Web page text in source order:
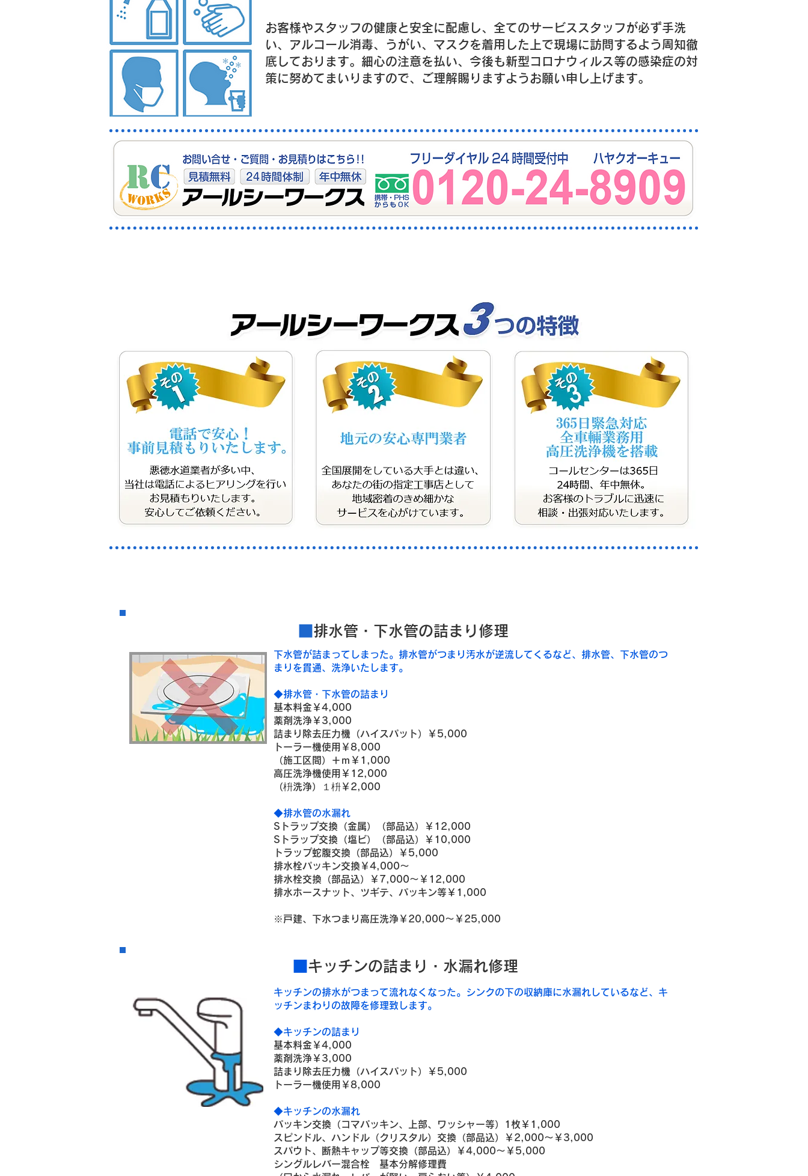
お客様やスタッフの健康と安全に配慮し、全てのサービススタッフが必ず手洗
い、アルコール消毒、うがい、マスクを着用した上で現場に訪問するよう周知徹
底しております。細心の注意を払い、今後も新型コロナウィルス等の感染症の対
策に努めてまいりますので、ご理解賜りますようお願い申し上げます。
排水管・下水管の詰まり修理
下水管が詰まってしまった。排水管がつまり汚水が逆流してくるなど、排水管、下水管のつ
まりを貫通、洗浄いたします。
◆排水管・下水管の詰まり
基本料金￥4,000
薬剤洗浄￥3,000
詰まり除去圧力機（ハイスパット）￥5,000
トーラー機使用￥8,000
（施工区間）＋ｍ￥1,000
高圧洗浄機使用￥12,000
（枡洗浄）１枡￥2,000
◆排水管の水漏れ
Sトラップ交換（金属）（部品込）￥12,000
Sトラップ交換（塩ビ）（部品込）￥10,000
トラップ蛇腹交換（部品込）￥5,000
排水栓パッキン交換￥4,000～
排水栓交換（部品込）￥7,000～￥12,000
排水ホースナット、ツギテ、パッキン等￥1,000
※戸建、下水つまり高圧洗浄￥20,000～￥25,000
キッチンの詰まり・水漏れ修理
キッチンの排水がつまって流れなくなった。シンクの下の収納庫に水漏れしているなど、キ
ッチンまわりの故障を修理致します。
◆キッチンの詰まり
基本料金￥4,000
薬剤洗浄￥3,000
詰まり除去圧力機（ハイスパット）￥5,000
トーラー機使用￥8,000
◆キッチンの水漏れ
パッキン交換（コマパッキン、上部、ワッシャー等）1枚￥1,000
スピンドル、ハンドル（クリスタル）交換（部品込）￥2,000～￥3,000
スパウト、断熱キャップ等交換（部品込）￥4,000～￥5,000
シングルレバー混合栓 基本分解修理費